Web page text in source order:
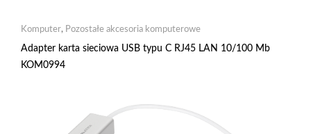
Komputer, Pozostałe akcesoria komputerowe
Adapter karta sieciowa USB typu C RJ45 LAN 10/100 Mb
KOM0994